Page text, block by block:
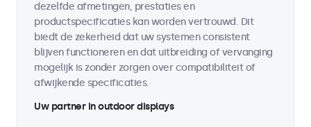
dezelfde afmetingen, prestaties en
productspecificaties kan worden vertrouwd. Dit
biedt de zekerheid dat uw systemen consistent
blijven functioneren en dat uitbreiding of vervanging
mogelijk is zonder zorgen over compatibiliteit of
afwijkende specificaties.
Uw partner in outdoor displays